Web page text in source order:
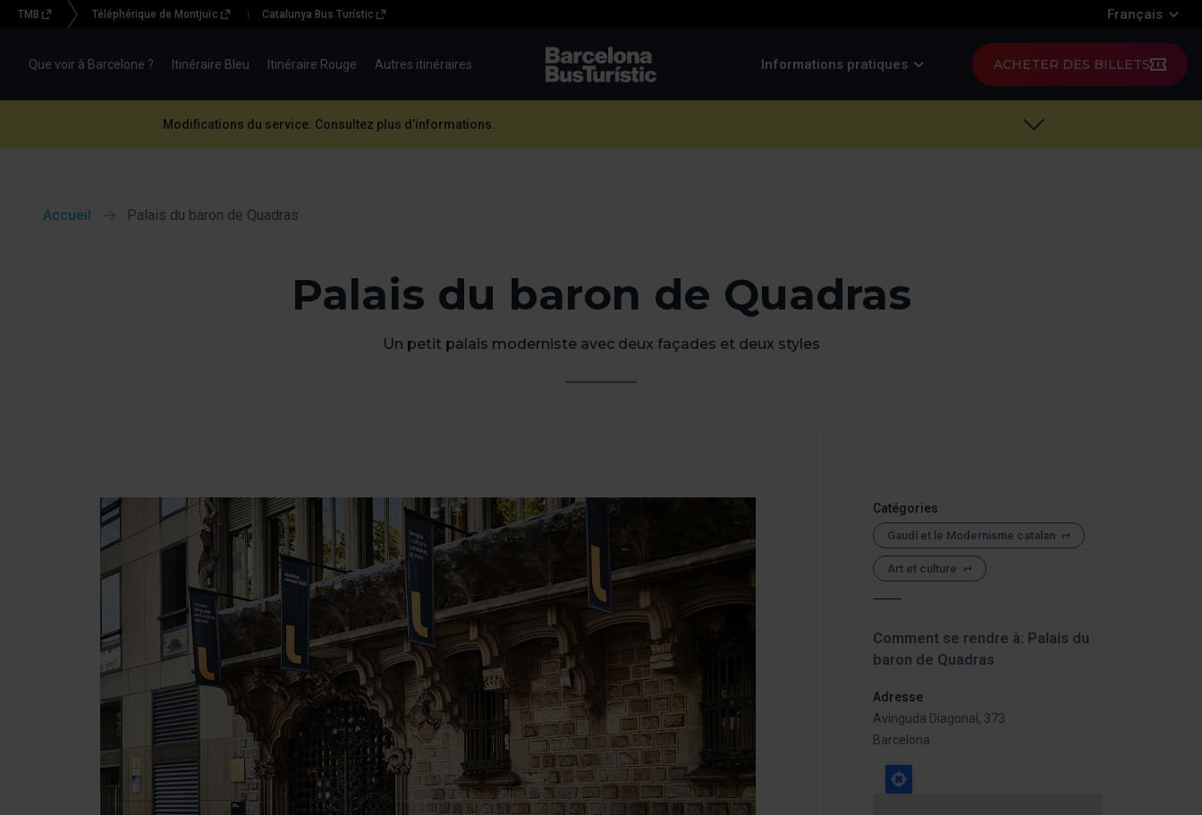
Menu
topbar
TMB Téléphérique de Montjuïc Catalunya Bus Turístic Français
Que voir à Barcelone ? Itinéraire Bleu Itinéraire Rouge Autres itinéraires Informations pratiques ACHETER DES BILLETS
Modifications du service. Consultez plus d’informations.
Accueil Palais du baron de Quadras
Palais du baron de Quadras
Un petit palais moderniste avec deux façades et deux styles
Catégories
Gaudí et le Modernisme catalan
Art et culture
Comment se rendre à: Palais du
baron de Quadras
Adresse
Avinguda Diagonal, 373
Barcelona